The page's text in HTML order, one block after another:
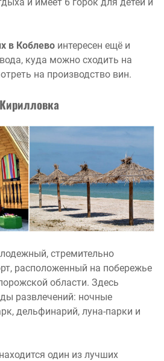
в Коблево интересен ещё и
куда можно сходить на
на производство вин.
Кирилловка
стремительно
расположенный на побережье
области. Здесь
развлечений: ночные
дельфинарий, луна-парки и
один из лучших